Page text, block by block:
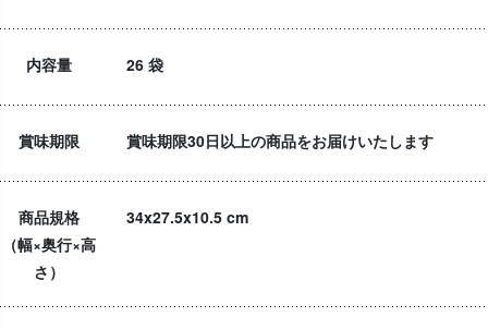
内容量 26 袋
賞味期限 賞味期限30日以上の商品をお届けいたします
商品規格
（幅×奥行×高
さ）
34x27.5x10.5 cm